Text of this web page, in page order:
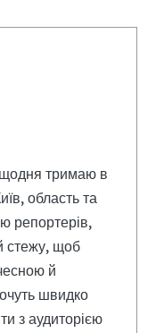
щодня тримаю в
область та
репортерів,
стежу, щоб
й
швидко
з аудиторією